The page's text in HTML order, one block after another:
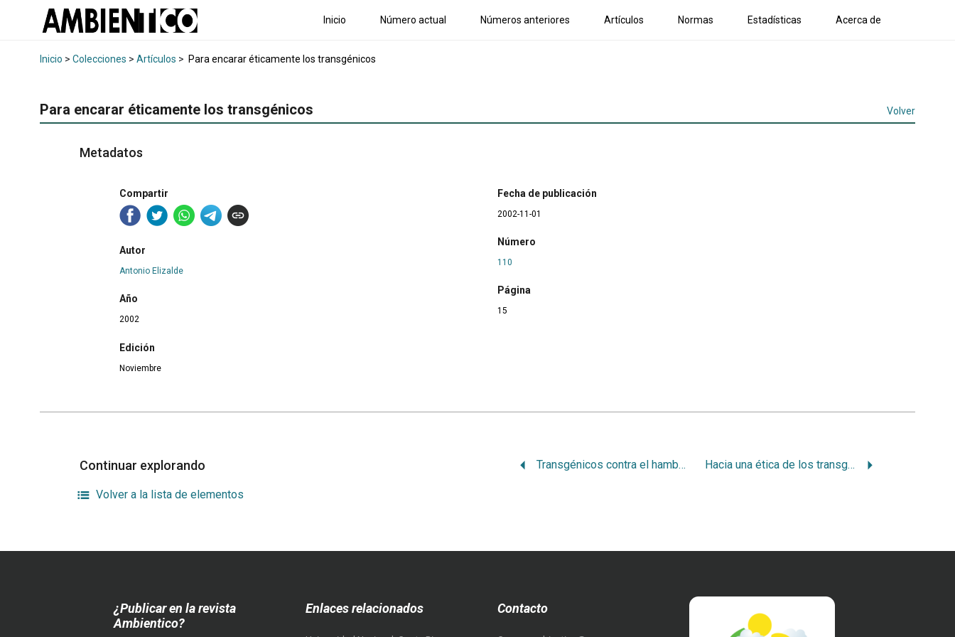
Inicio Número actual Números anteriores Artículos Normas Estadísticas Acerca de
Inicio > Colecciones > Artículos > Para encarar éticamente los transgénicos
Para encarar éticamente los transgénicos Volver
Metadatos
Compartir
Autor
Antonio Elizalde
Año
2002
Edición
Noviembre
Fecha de publicación
2002-11-01
Número
110
Página
15
Continuar explorando Transgénicos contra el hambre y por el ambiente Hacia una ética de los transgénicos
Volver a la lista de elementos
¿Publicar en la revista
Ambientico?
Enlaces relacionados Contacto